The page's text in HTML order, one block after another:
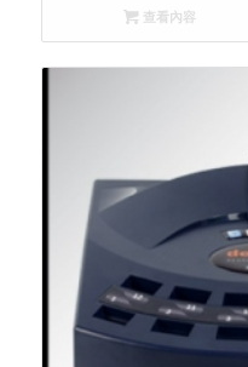
查看內容